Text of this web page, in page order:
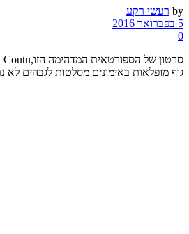
by רעשי רקע
5 בפברואר 2016
0
גוף מופלאות באימונים מסלטות לגבהים לא